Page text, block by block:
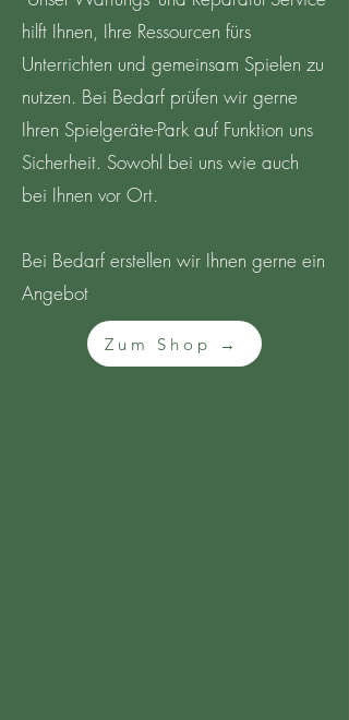
hilft Ihnen, Ihre Ressourcen fürs
Unterrichten und gemeinsam Spielen zu
nutzen. Bei Bedarf prüfen wir gerne
Ihren Spielgeräte-Park auf Funktion uns
Sicherheit. Sowohl bei uns wie auch
bei Ihnen vor Ort.
Bei Bedarf erstellen wir Ihnen gerne ein
Angebot
Zum Shop →